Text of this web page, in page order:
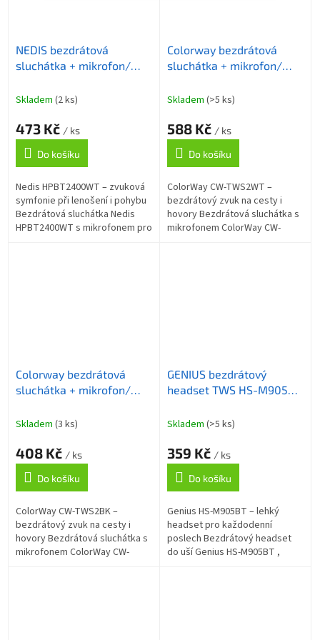
NEDIS bezdrátová
sluchátka + mikrofon/
hodin/ hlasové ovládání/
bílé
Skladem (2 ks)
473 Kč / ks
Do košíku
Nedis HPBT2400WT – zvuková
symfonie při lenošení i pohybu
Bezdrátová sluchátka Nedis
HPBT2400WT s mikrofonem pro
Colorway bezdrátová
sluchátka + mikrofon/
Skladem (>5 ks)
588 Kč / ks
Do košíku
ColorWay CW-TWS2WT –
bezdrátový zvuk na cesty i
hovory Bezdrátová sluchátka s
mikrofonem ColorWay CW-
Colorway bezdrátová
sluchátka + mikrofon/
Skladem (3 ks)
408 Kč / ks
Do košíku
ColorWay CW-TWS2BK –
bezdrátový zvuk na cesty i
hovory Bezdrátová sluchátka s
mikrofonem ColorWay CW-
GENIUS bezdrátový
headset TWS HS-M905BT
USB-C nabíjení/ černá
Skladem (>5 ks)
359 Kč / ks
Do košíku
Genius HS-M905BT – lehký
headset pro každodenní
poslech Bezdrátový headset
do uší Genius HS-M905BT ,